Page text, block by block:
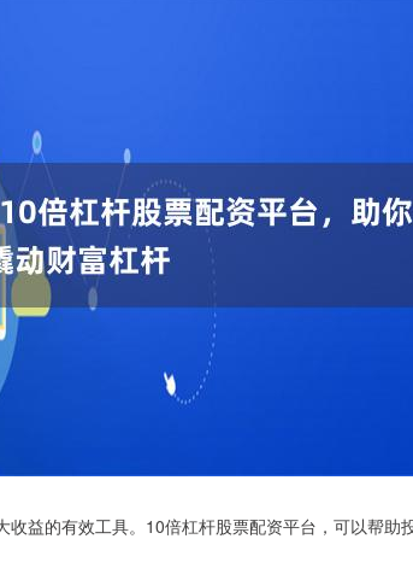
益的有效工具。10倍杠杆股票配资平台，可以帮助